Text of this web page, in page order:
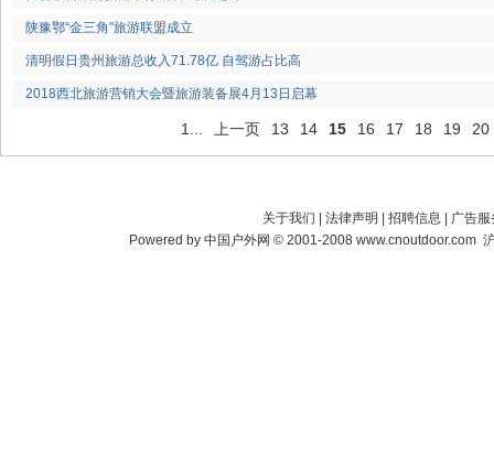
陕豫鄂“金三角”旅游联盟成立
清明假日贵州旅游总收入71.78亿 自驾游占比高
2018西北旅游营销大会暨旅游装备展4月13日启幕
1... 上一页 13 14 15 16 17 18 19 20
关于我们 法律声明 招聘信息
广告服
Powered by中国户外网 © 2001-2008www.cnoutdoor.com